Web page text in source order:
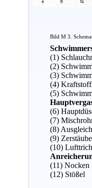
Bild M 3.
(1)
(2)
(3)
(4)
(5)
(6)
(7)
(8)
(9)
(10)
(11) Nocken
(12) Stößel